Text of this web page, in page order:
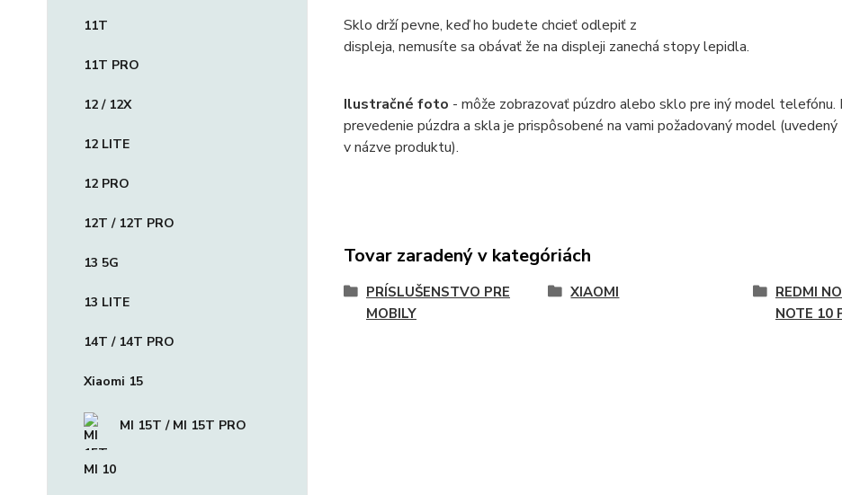
11T
11T PRO
12 / 12X
12 LITE
12 PRO
12T / 12T PRO
13 5G
13 LITE
14T / 14T PRO
Xiaomi 15
MI 15T / MI 15T PRO
MI 10
Sklo drží pevne, keď ho budete chcieť odlepiť z
displeja, nemusíte sa obávať že na displeji zanechá stopy lepidla.
Ilustračné foto - môže zobrazovať púzdro alebo sklo pre iný model telefónu.
prevedenie púzdra a skla je prispôsobené na vami požadovaný model (uvedený
v názve produktu).
Tovar zaradený v kategóriách
PRÍSLUŠENSTVO PRE
MOBILY
XIAOMI
REDMI
NOTE 10